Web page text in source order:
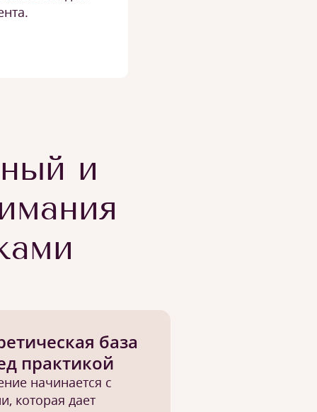
и
база
практикой
начинается с
которая дает